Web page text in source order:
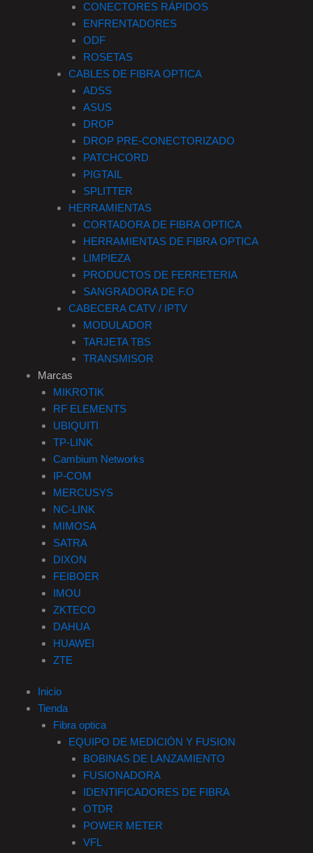
CONECTORES RÁPIDOS
ENFRENTADORES
ODF
ROSETAS
CABLES DE FIBRA OPTICA
ADSS
ASUS
DROP
DROP PRE-CONECTORIZADO
PATCHCORD
PIGTAIL
SPLITTER
HERRAMIENTAS
CORTADORA DE FIBRA OPTICA
HERRAMIENTAS DE FIBRA OPTICA
LIMPIEZA
PRODUCTOS DE FERRETERIA
SANGRADORA DE F.O
CABECERA CATV / IPTV
MODULADOR
TARJETA TBS
TRANSMISOR
Marcas
MIKROTIK
RF ELEMENTS
UBIQUITI
TP-LINK
Cambium Networks
IP-COM
MERCUSYS
NC-LINK
MIMOSA
SATRA
DIXON
FEIBOER
IMOU
ZKTECO
DAHUA
HUAWEI
ZTE
Inicio
Tienda
Fibra optica
EQUIPO DE MEDICIÓN Y FUSION
BOBINAS DE LANZAMIENTO
FUSIONADORA
IDENTIFICADORES DE FIBRA
OTDR
POWER METER
VFL